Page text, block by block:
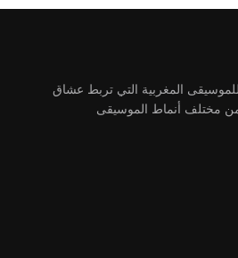
المغربية التي تربط عشاق
من مختلف أنماط الموسيقى